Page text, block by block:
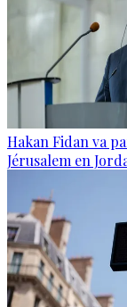
Hakan Fidan va
Jérusalem en